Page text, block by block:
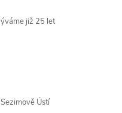
již 25 let
Ústí